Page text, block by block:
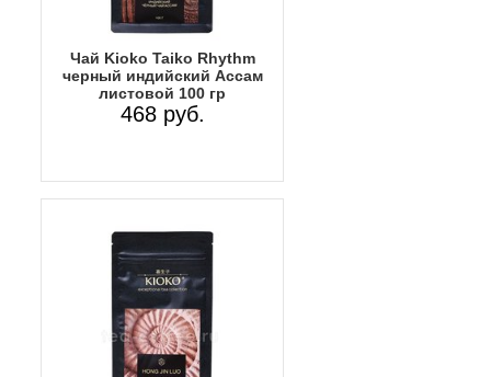
Чай Kioko Taiko Rhythm
черный индийский Ассам
листовой 100 гр
468 руб.